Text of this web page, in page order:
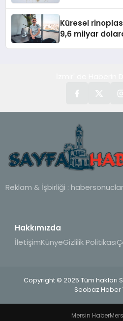
Küresel
9,6 milyar
Reklam & İşbirliği :
Hakkımızda
İletişimKünyeGizlilik Politikası
Copyright © 2025 Tüm hakları
Seobaz Haber
Mersin Haber